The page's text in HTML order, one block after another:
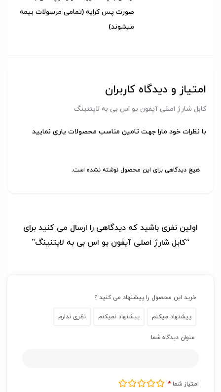
صورت پس کرایه (تمامی مرسولات بیمه
میشوند)
امتیاز و دیدگاه کاربران
کابل شارژ اصلی آیفون یو اس بی به لایتنینگ
با نظرات خود مارا جهت تامین مناسب محصولات یاری نمایید
هیچ دیدگاهی برای این محصول نوشته نشده است.
اولین نفری باشید که دیدگاهی را ارسال می کنید برای
“کابل شارژ اصلی آیفون یو اس بی به لایتنینگ”
خرید این محصول را پیشنهاد می کنید ؟
پیشنهاد میکنم پیشنهاد نمیکنم نظری ندارم
عنوان دیدگاه شما
امتیاز شما *